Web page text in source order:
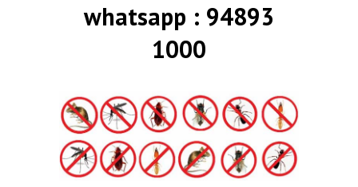
whatsapp : 94893
1000